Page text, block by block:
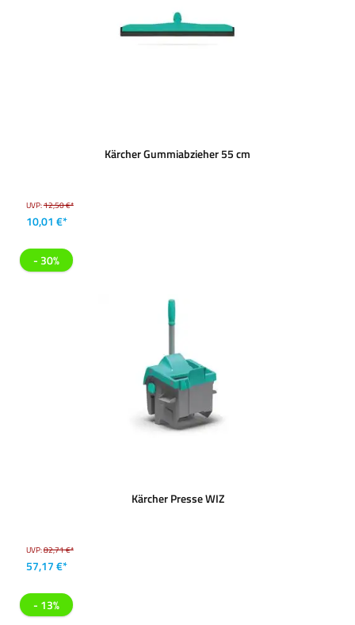
Kärcher Gummiabzieher 55 cm
UVP:12,50 €*
10,01 €*
- 30%
Kärcher Presse WIZ
UVP:82,71 €*
57,17 €*
- 13%